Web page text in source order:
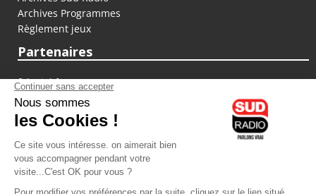
Archives Programmes
Règlement jeux
Partenaires
fiducial.fr
lyoncapitale.fr
olympique-et-lyonnais.com
L'application Iphone / Android
Téléchargez l'application